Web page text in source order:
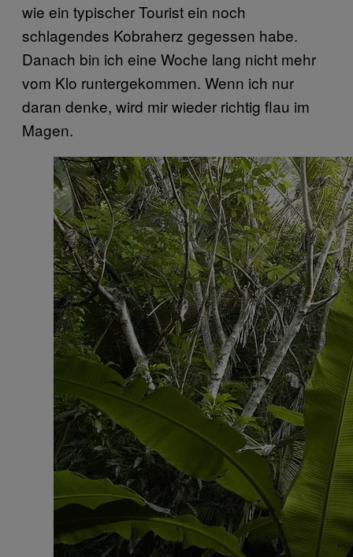
wie ein typischer Tourist ein noch
schlagendes Kobraherz gegessen habe.
Danach bin ich eine Woche lang nicht mehr
vom Klo runtergekommen. Wenn ich nur
daran denke, wird mir wieder richtig flau im
Magen.